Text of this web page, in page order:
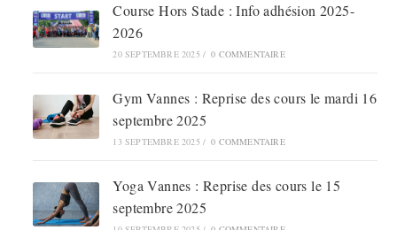
Course Hors Stade : Info adhésion 2025-
2026
20 SEPTEMBRE 2025 / 0 COMMENTAIRE
Gym Vannes : Reprise des cours le mardi 16
septembre 2025
13 SEPTEMBRE 2025 / 0 COMMENTAIRE
Yoga Vannes : Reprise des cours le 15
septembre 2025